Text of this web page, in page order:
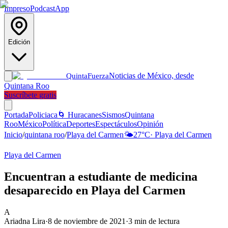
ImpresoPodcastApp
Edición
QuintaFuerzaNoticias de México, desde
Quintana Roo
Suscríbete gratis
PortadaPoliciaca 🌀 HuracanesSismosQuintana
RooMéxicoPolíticaDeportesEspectáculosOpinión
Inicio/quintana roo/Playa del Carmen🌤️27°C· Playa del Carmen
Playa del Carmen
Encuentran a estudiante de medicina
desaparecido en Playa del Carmen
A
Ariadna Lira·8 de noviembre de 2021 ·3 min de lectura